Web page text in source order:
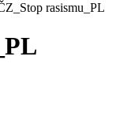
rasismu_PL